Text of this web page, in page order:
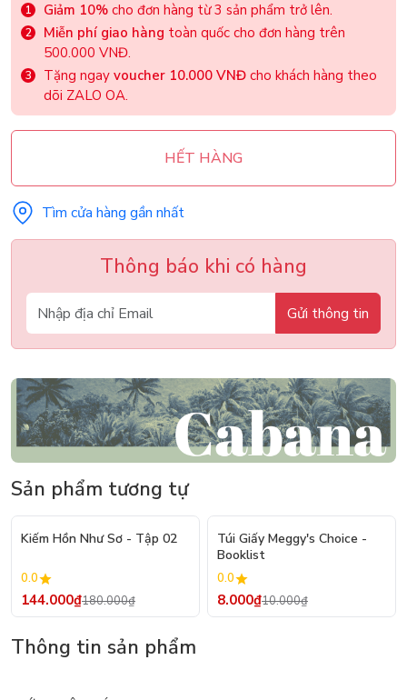
Giảm 10% cho đơn hàng từ 3 sản phẩm trở lên.
Miễn phí giao hàng toàn quốc cho đơn hàng trên
500.000 VNĐ.
Tặng ngay voucher 10.000 VNĐ cho khách hàng theo
dõi ZALO OA.
HẾT HÀNG
Tìm cửa hàng gần nhất
Thông báo khi có hàng
Gửi thông tin
Sản phẩm tương tự
- 20%
Kiếm Hồn Như Sơ - Tập 02
0.0
144.000₫180.000₫
Túi Giấy Meggy's Choice -
Booklist
0.0
8.000₫10.000₫
Thông tin sản phẩm